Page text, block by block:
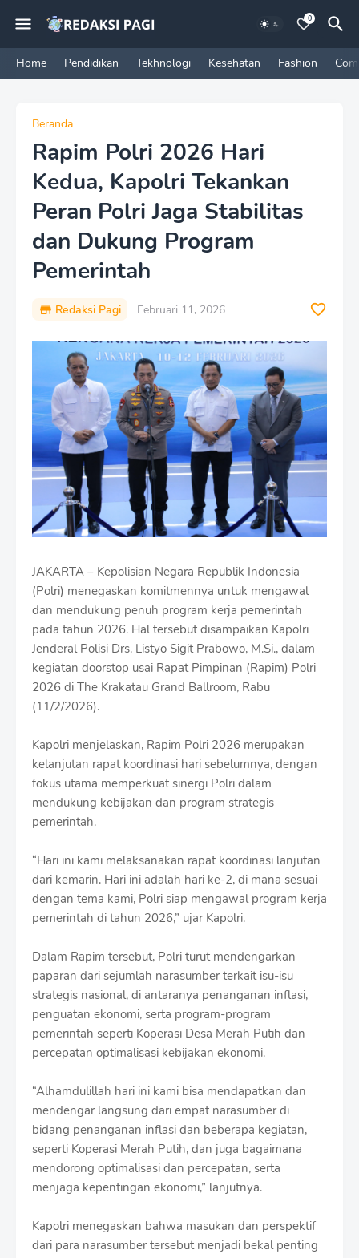
0
Home Pendidikan Tekhnologi Kesehatan Fashion
Beranda
Rapim Polri 2026 Hari
Kedua, Kapolri Tekankan
Peran Polri Jaga Stabilitas
dan Dukung Program
Pemerintah
Redaksi Pagi Februari 11, 2026
JAKARTA – Kepolisian Negara Republik Indonesia
(Polri) menegaskan komitmennya untuk mengawal
dan mendukung penuh program kerja pemerintah
pada tahun 2026. Hal tersebut disampaikan Kapolri
Jenderal Polisi Drs. Listyo Sigit Prabowo, M.Si., dalam
kegiatan doorstop usai Rapat Pimpinan (Rapim) Polri
2026 di The Krakatau Grand Ballroom, Rabu
(11/2/2026).
Kapolri menjelaskan, Rapim Polri 2026 merupakan
kelanjutan rapat koordinasi hari sebelumnya, dengan
fokus utama memperkuat sinergi Polri dalam
mendukung kebijakan dan program strategis
pemerintah.
“Hari ini kami melaksanakan rapat koordinasi lanjutan
dari kemarin. Hari ini adalah hari ke-2, di mana sesuai
dengan tema kami, Polri siap mengawal program kerja
pemerintah di tahun 2026,” ujar Kapolri.
Dalam Rapim tersebut, Polri turut mendengarkan
paparan dari sejumlah narasumber terkait isu-isu
strategis nasional, di antaranya penanganan inflasi,
penguatan ekonomi, serta program-program
pemerintah seperti Koperasi Desa Merah Putih dan
percepatan optimalisasi kebijakan ekonomi.
“Alhamdulillah hari ini kami bisa mendapatkan dan
mendengar langsung dari empat narasumber di
bidang penanganan inflasi dan beberapa kegiatan,
seperti Koperasi Merah Putih, dan juga bagaimana
mendorong optimalisasi dan percepatan, serta
menjaga kepentingan ekonomi,” lanjutnya.
Kapolri menegaskan bahwa masukan dan perspektif
dari para narasumber tersebut menjadi bekal penting
r
i
u
m
B
y
R
a
h
a
D
e
s
i
g
n
W
i
t
h
h
o
f
f
T
e
p
l
a
t
e